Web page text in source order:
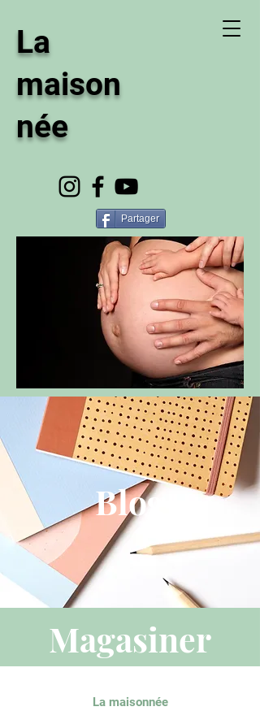
La
maison
née
Partager
Blog
Magasiner
La maisonnée